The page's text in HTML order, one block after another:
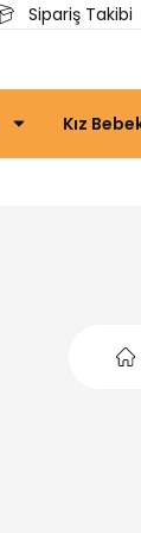
Sipariş Takibi
Kız